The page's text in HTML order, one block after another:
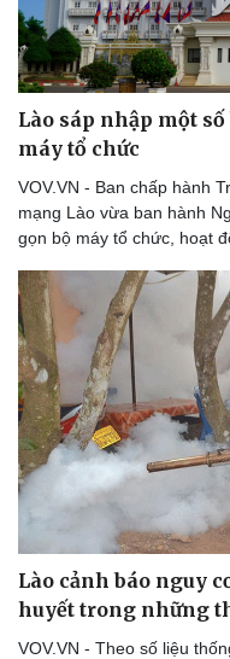
Lào sáp nhập một
máy tổ chức
VOV.VN - Ban chấp hành
mạng Lào vừa ban hành
gọn bộ máy tổ chức, hoạt
Lào cảnh báo nguy
huyết trong những
VOV.VN - Theo số liệu